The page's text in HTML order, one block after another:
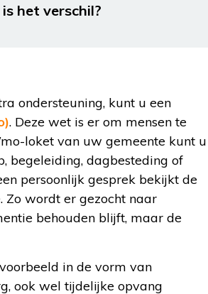
het verschil?
ondersteuning, kunt u een
. Deze wet is er om mensen te
loket van uw gemeente kunt u
begeleiding, dagbesteding of
persoonlijk gesprek bekijkt de
Zo wordt er gezocht naar
behouden blijft, maar de
in de vorm van
ook wel tijdelijke opvang